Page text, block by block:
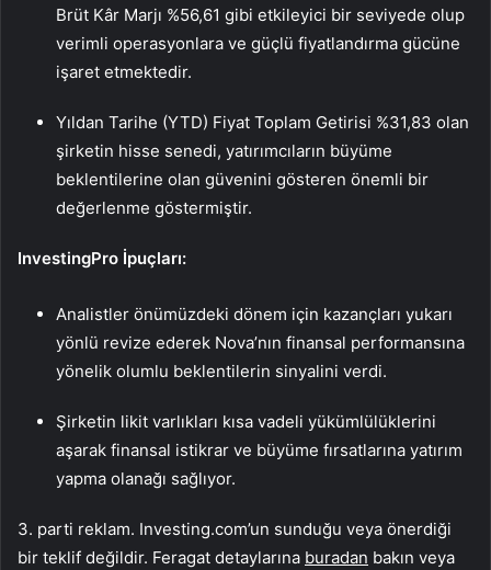
Brüt Kâr Marjı %56,61 gibi etkileyici bir seviyede olup
verimli operasyonlara ve güçlü fiyatlandırma gücüne
işaret etmektedir.
Yıldan Tarihe (YTD) Fiyat Toplam Getirisi %31,83 olan
şirketin hisse senedi, yatırımcıların büyüme
beklentilerine olan güvenini gösteren önemli bir
değerlenme göstermiştir.
InvestingPro İpuçları:
Analistler önümüzdeki dönem için kazançları yukarı
yönlü revize ederek Nova’nın finansal performansına
yönelik olumlu beklentilerin sinyalini verdi.
Şirketin likit varlıkları kısa vadeli yükümlülüklerini
aşarak finansal istikrar ve büyüme fırsatlarına yatırım
yapma olanağı sağlıyor.
3. parti reklam. Investing.com’un sunduğu veya önerdiği
bir teklif değildir. Feragat detaylarına buradan bakın veya